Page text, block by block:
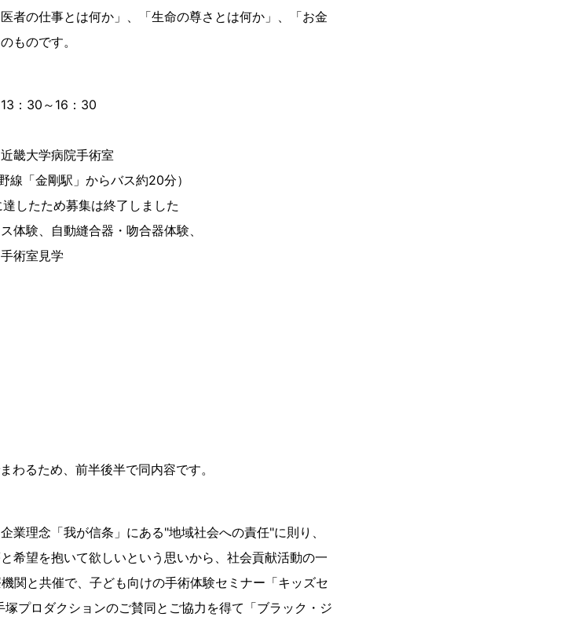
者の仕事とは何か」、「生命の尊さとは何か」、「お金
ものです。
：30～16：30
大学病院手術室
金剛駅」からバス約20分）
たため募集は終了しました
体験、自動縫合器・吻合器体験、
室見学
わるため、前半後半で同内容です。
業理念「我が信条」にある"地域社会への責任"に則り、
希望を抱いて欲しいという思いから、社会貢献活動の一
関と共催で、子ども向けの手術体験セミナー「キッズセ
プロダクションのご賛同とご協力を得て「ブラック・ジ